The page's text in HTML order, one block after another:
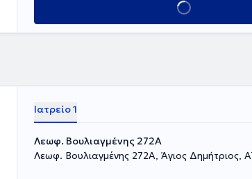
Κλείσε ραντεβού
Ιατρείο 1
Λεωφ. Βουλιαγμένης 272A
Λεωφ. Βουλιαγμένης 272A, Άγιος Δημήτριος,